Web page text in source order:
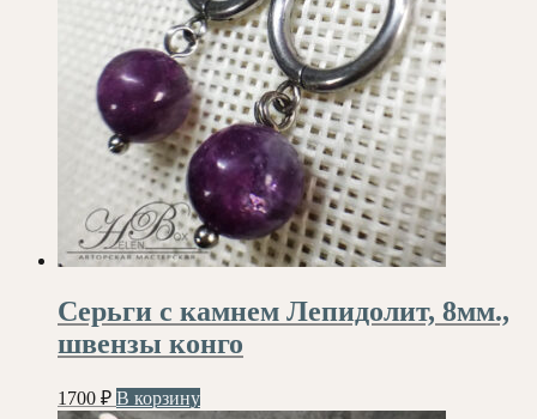
Серьги с камнем Лепидолит, 8мм.,
швензы конго
1700 ₽ В корзину